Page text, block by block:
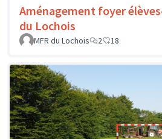
Aménagement foyer
du Lochois
MFR du Lochois
2 18